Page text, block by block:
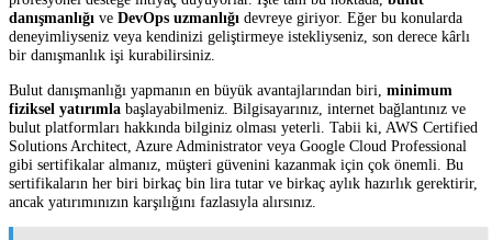
danışmanlığı ve DevOps uzmanlığı devreye giriyor. Eğer bu konularda
deneyimliyseniz veya kendinizi geliştirmeye istekliyseniz, son derece kârlı
bir danışmanlık işi kurabilirsiniz.
Bulut danışmanlığı yapmanın en büyük avantajlarından biri, minimum
fiziksel yatırımla başlayabilmeniz. Bilgisayarınız, internet bağlantınız ve
bulut platformları hakkında bilginiz olması yeterli. Tabii ki, AWS Certified
Solutions Architect, Azure Administrator veya Google Cloud Professional
gibi sertifikalar almanız, müşteri güvenini kazanmak için çok önemli. Bu
sertifikaların her biri birkaç bin lira tutar ve birkaç aylık hazırlık gerektirir,
ancak yatırımınızın karşılığını fazlasıyla alırsınız.